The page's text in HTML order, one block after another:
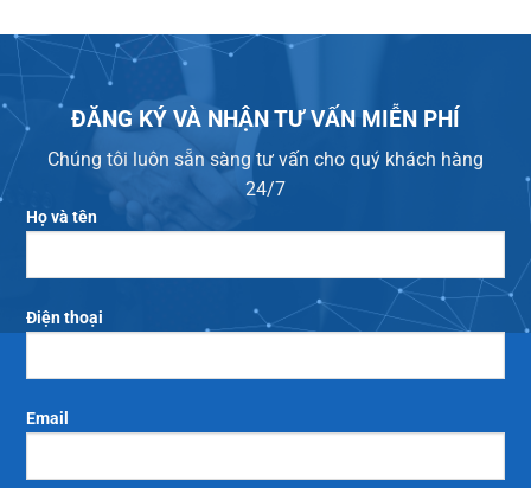
ĐĂNG KÝ VÀ NHẬN TƯ VẤN MIỄN PHÍ
Chúng tôi luôn sẵn sàng tư vấn cho quý khách hàng
24/7
Họ và tên
Điện thoại
Email